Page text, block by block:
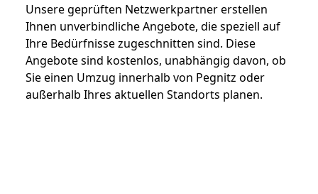
Unsere geprüften Netzwerkpartner erstellen
Ihnen unverbindliche Angebote, die speziell auf
Ihre Bedürfnisse zugeschnitten sind. Diese
Angebote sind kostenlos, unabhängig davon, ob
Sie einen Umzug innerhalb von Pegnitz oder
außerhalb Ihres aktuellen Standorts planen.